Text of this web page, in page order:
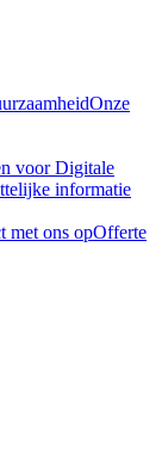
Onze
voor Digitale
informatie
met ons opOfferte